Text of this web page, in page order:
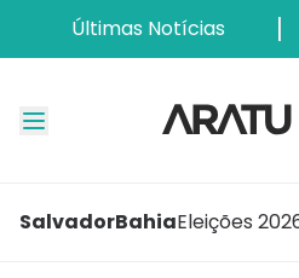
Últimas Notícias
SalvadorBahiaEleições